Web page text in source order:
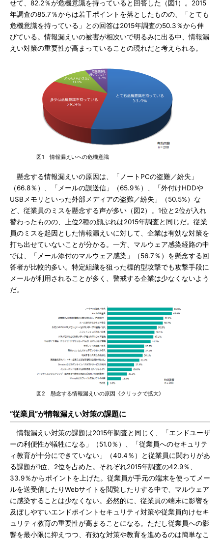
せて、82.2％が危機意識を持っていると回答した（図1）。2015
年調査の85.7％からは若干ポイントを落としたものの、「とても
危機意識を持っている」との回答は2015年調査の50.3％から伸
びている。情報漏えいの被害が相次いで明るみに出る中、情報漏
えい対策の重要性が高まっていることの現れだと考えられる。
図1 情報漏えいへの危機意識
懸念する情報漏えいの原因は、「ノートPCの盗難／紛失」
（66.8％）、「メールの誤送信」（65.9％）、「外付けHDDや
USBメモリといった外部メディアの盗難／紛失」（50.5%）な
ど、従業員のミスを懸念する声が多い（図2）。1位と2位が入れ
替わったものの、上位2種の顔ぶれは2015年調査と同じだ。従業
員のミスを起因とした情報漏えいに対して、企業は有効な対策を
打ち出せていないことが分かる。一方、マルウェア感染経路の中
では、「メール添付のマルウェア感染」（56.7％）を懸念する回
答者が比較的多い。特定組織を狙った標的型攻撃でも攻撃手段に
メールが利用されることが多く、警戒する企業は少なくないよう
だ。
図2 懸念する情報漏えいの原因《クリックで拡大》
“従業員”が情報漏えい対策の課題に
情報漏えい対策の課題は2015年調査と同じく、「エンドユーザ
ーの利便性が犠牲になる」（51.0％）、「従業員へのセキュリテ
ィ教育が十分にできていない」（40.4％）と従業員に関わりがあ
る課題が1位、2位を占めた。それぞれ2015年調査の42.9％、
33.9％からポイントを上げた。従業員が手元の端末を使ってメー
ルを送受信したりWebサイトを閲覧したりする中で、マルウェア
に感染することは少なくない。必然的に、従業員の端末に影響を
及ぼしやすいエンドポイントセキュリティ対策や従業員向けセキ
ュリティ教育の重要性が高まることになる。ただし従業員への影
響を最小限に抑えつつ、有効な対策や教育を進めるのは簡単なこ